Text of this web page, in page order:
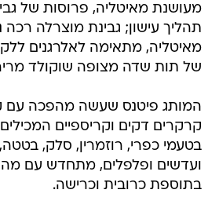
מעושנת מאיטליה, פרוסות של
תהליך עישון; גבינת מוצרלה רכה
מאיטליה, מתאימה לאלרגנים
של תות שדה מצופה שוקולד
קרקרים דקים וקריספיים
בטעמי כפרי, רוזמרין, סלק,
ועדשים ופלפלים, מתחדש עם
בתוספת כרובית וכרישה.